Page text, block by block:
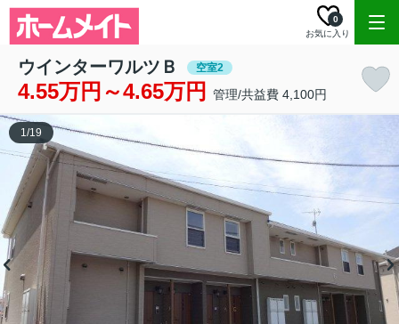
お気に入り
0
ウインターワルツＢ 空室2
4.55万円～4.65万円 管理/共益費 4,100円
1/19